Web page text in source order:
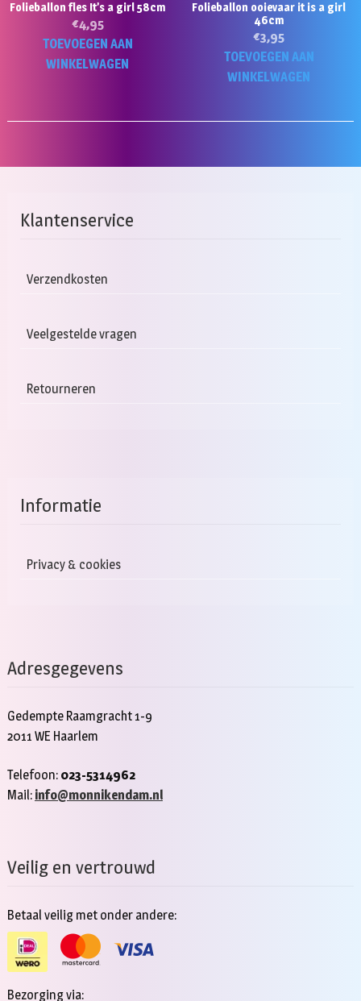
Folieballon fles It’s a girl 58cm
€4,95
TOEVOEGEN AAN
WINKELWAGEN
Folieballon ooievaar it is a girl
46cm
€3,95
TOEVOEGEN AAN
WINKELWAGEN
Klantenservice
Verzendkosten
Veelgestelde vragen
Retourneren
Informatie
Privacy & cookies
Adresgegevens
Gedempte Raamgracht 1-9
2011 WE Haarlem
Telefoon: 023-5314962
Mail: info@monnikendam.nl
Veilig en vertrouwd
Betaal veilig met onder andere:
Bezorging via: